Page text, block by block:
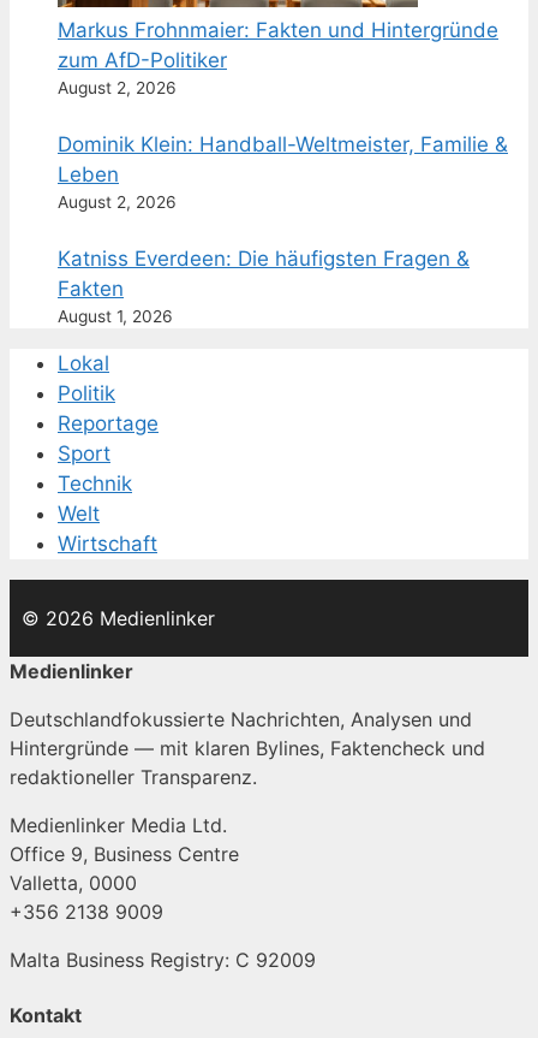
Markus Frohnmaier: Fakten und Hintergründe
zum AfD-Politiker
August 2, 2026
Dominik Klein: Handball-Weltmeister, Familie &
Leben
August 2, 2026
Katniss Everdeen: Die häufigsten Fragen &
Fakten
August 1, 2026
Lokal
Politik
Reportage
Sport
Technik
Welt
Wirtschaft
© 2026 Medienlinker
Medienlinker
Deutschlandfokussierte Nachrichten, Analysen und
Hintergründe — mit klaren Bylines, Faktencheck und
redaktioneller Transparenz.
Medienlinker Media Ltd.
Office 9, Business Centre
Valletta, 0000
+356 2138 9009
Malta Business Registry: C 92009
Kontakt